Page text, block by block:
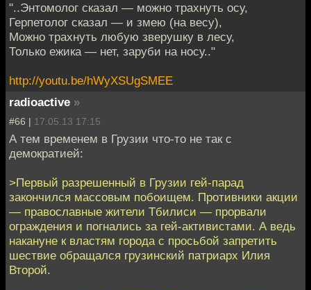
"..Энтомолог сказал — можно трахнуть осу,
Герпетолог сказал — и змею (на весу),
Можно трахнуть любую зверушку в лесу,
Только ежика — нет, заруби на носу.."
http://youtu.be/hWyXSUgSMEE
radioactive »
#66 | 17.05.13 17:15
А тем временем в Грузии что-то не так с
демократией:
>Первый разрешенный в Грузии гей-парад
закончился массовым побоищем. Противники акции
— православные жители Тбилиси — прорвали
ограждения и погнались за гей-активистами. А ведь
накануне к властям города с просьбой запретить
шествие обращался грузинский патриарх Илия
Второй.